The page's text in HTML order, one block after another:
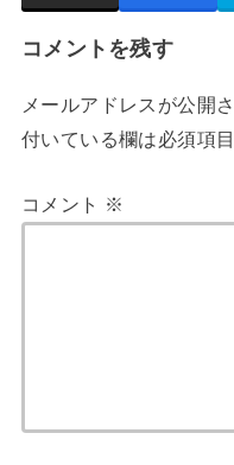
コメントを残す
メールアドレスが公開
付いている欄は必須項
コメント ※